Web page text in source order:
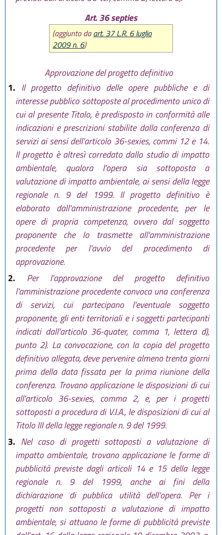
Art. 36 septies
(aggiunto daart. 37 L.R. 6 luglio
2009 n. 6)
Approvazione del progetto definitivo
1. Il progetto definitivo delle opere pubbliche e di
interesse pubblico sottoposte al procedimento unico di
cui al presente Titolo, è predisposto in conformità alle
indicazioni e prescrizioni stabilite dalla conferenza di
servizi ai sensi dell'articolo 36-sexies, commi 12 e 14.
Il progetto è altresì corredato dallo studio di impatto
ambientale, qualora l'opera sia sottoposta a
valutazione di impatto ambientale, ai sensi della legge
regionale n. 9 del 1999. Il progetto definitivo è
elaborato dall'amministrazione procedente, per le
opere di propria competenza, ovvero dal soggetto
proponente che lo trasmette all'amministrazione
procedente per l'avvio del procedimento di
approvazione.
2.
Per l'approvazione del progetto definitivo
l'amministrazione procedente convoca una conferenza
di servizi, cui partecipano l'eventuale soggetto
proponente, gli enti territoriali e i soggetti partecipanti
indicati dall'articolo 36-quater, comma 1, lettera d),
punto 2). La convocazione, con la copia del progetto
definitivo allegata, deve pervenire almeno trenta giorni
prima della data fissata per la prima riunione della
conferenza. Trovano applicazione le disposizioni di cui
all'articolo 36-sexies, comma 2, e, per i progetti
sottoposti a procedura di V.I.A., le disposizioni di cui al
Titolo III della legge regionale n. 9 del 1999.
3. Nel caso di progetti sottoposti a valutazione di
impatto ambientale, trovano applicazione le forme di
pubblicità previste dagli articoli 14 e 15 della legge
regionale n. 9 del 1999, anche ai fini della
dichiarazione di pubblica utilità dell'opera. Per i
progetti non sottoposti a valutazione di impatto
ambientale, si attuano le forme di pubblicità previste